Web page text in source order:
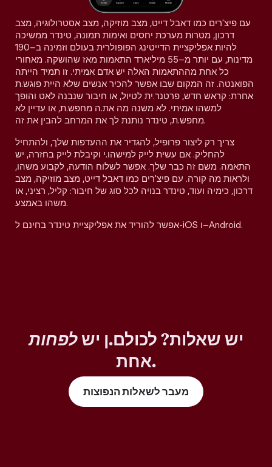
עם פיצ'רים כמו דאבל דייט, מצב מוזיקה, מצב אסטרולוגיה, מצב
דרכון, מטרות מערכת יחסים ואימות תמונה, טינדר ממשיכה
להיות אפליקציית הדייטינג הפופולרית בעולם וזמינה ב–190
מדינות, עם יותר מ–55 מיליארד התאמות מאז שהושקה. מאחורי
כל אחת מההתאמות האלה יש אדם אמיתי. זו תמיד הייתה
הפואנטה. זה המקום שבו אפשר להכיר אנשים שלא היית פוגש.ת
אחרת: קראש חדש, פרטנר.ית לטיול, או חיבור שנבנה לאט והופך
למשהו אמיתי. לא משנה מה את.ה מחפש.ת, או עדיין לא
מחפש.ת, טינדר נותנת לך את המרחב להבין את זה.
צריך רק ליצור פרופיל, להגדיר את ההעדפות שלך, ולהתחיל
להחליק. אם עשית לייק למישהו.י וקיבלת לייק בחזרה, יש
התאמה. משם זה כבר שלך. אפשר לשלוח הודעה, לקבוע משהו,
ולראות מה קורה. עם פיצ'רים כמו דאבל דייט, מצב מוזיקה, מצב
דרכון, כימיה ועוד, טינדר בנויה לכל סוג של חיבור: קליל, רציני, או
משהו באמצע.
אפשר להוריד את אפליקציית טינדר בחינם ל-iOS ו–Android.
יש שאלות? לכולם.ן ישלפחות
אחת.
מעבר לשאלות הנפוצות